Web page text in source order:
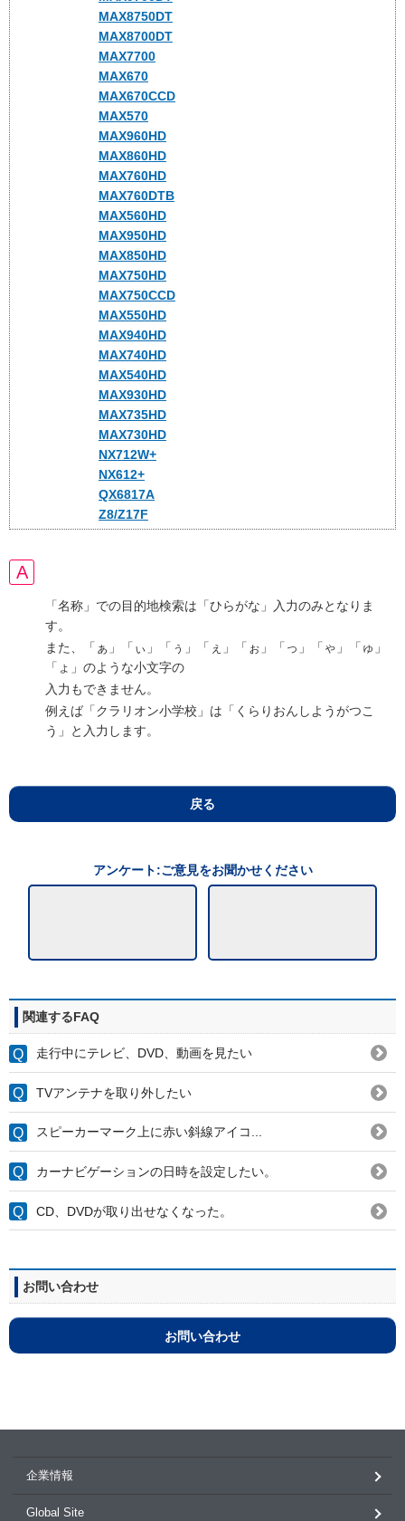
MAX8750DT
MAX8700DT
MAX7700
MAX670
MAX670CCD
MAX570
MAX960HD
MAX860HD
MAX760HD
MAX760DTB
MAX560HD
MAX950HD
MAX850HD
MAX750HD
MAX750CCD
MAX550HD
MAX940HD
MAX740HD
MAX540HD
MAX930HD
MAX735HD
MAX730HD
NX712W+
NX612+
QX6817A
Z8/Z17F
「名称」での目的地検索は「ひらがな」入力のみとなりま
す。
また、「ぁ」「ぃ」「ぅ」「ぇ」「ぉ」「っ」「ゃ」「ゅ」
「ょ」のような小文字の
入力もできません。
例えば「クラリオン小学校」は「くらりおんしようがつこ
う」と入力します。
戻る
アンケート:ご意見をお聞かせください
関連するFAQ
走行中にテレビ、DVD、動画を見たい
TVアンテナを取り外したい
スピーカーマーク上に赤い斜線アイコ...
カーナビゲーションの日時を設定したい。
CD、DVDが取り出せなくなった。
お問い合わせ
お問い合わせ
企業情報
Global Site